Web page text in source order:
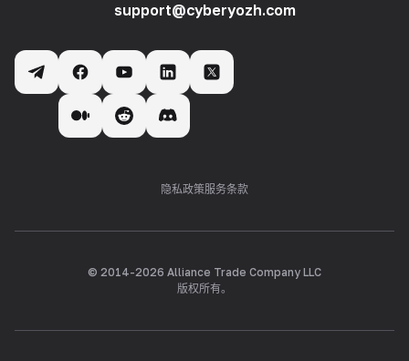
support@cyberyozh.com
隐私政策服务条款
© 2014-2026 Alliance Trade Company LLC
版权所有。